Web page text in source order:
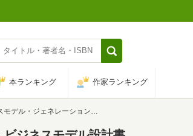
本ランキング 作家ランキング
ル・ジェネレーション ビジネスモデル設計書